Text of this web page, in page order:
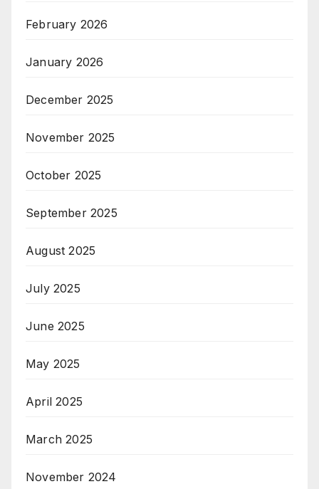
February 2026
January 2026
December 2025
November 2025
October 2025
September 2025
August 2025
July 2025
June 2025
May 2025
April 2025
March 2025
November 2024